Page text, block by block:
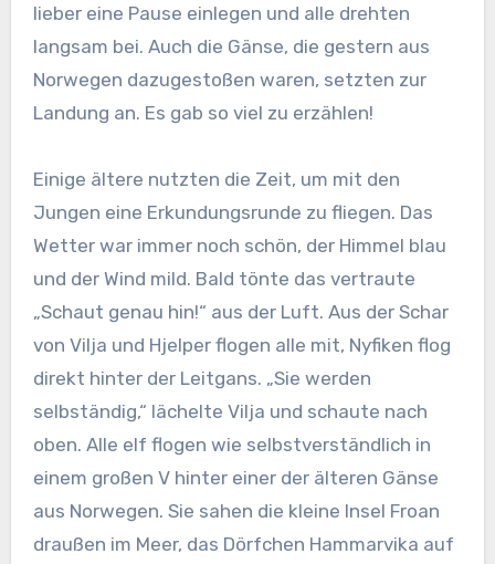
lieber eine Pause einlegen und alle drehten
langsam bei. Auch die Gänse, die gestern aus
Norwegen dazugestoßen waren, setzten zur
Landung an. Es gab so viel zu erzählen!
Einige ältere nutzten die Zeit, um mit den
Jungen eine Erkundungsrunde zu fliegen. Das
Wetter war immer noch schön, der Himmel blau
und der Wind mild. Bald tönte das vertraute
„Schaut genau hin!“ aus der Luft. Aus der Schar
von Vilja und Hjelper flogen alle mit, Nyfiken flog
direkt hinter der Leitgans. „Sie werden
selbständig,“ lächelte Vilja und schaute nach
oben. Alle elf flogen wie selbstverständlich in
einem großen V hinter einer der älteren Gänse
aus Norwegen. Sie sahen die kleine Insel Froan
draußen im Meer, das Dörfchen Hammarvika auf